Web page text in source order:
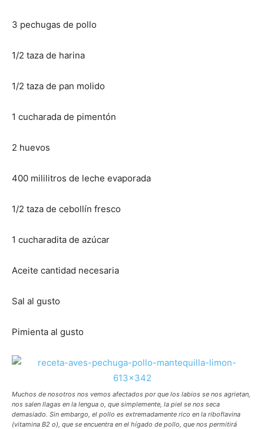
3 pechugas de pollo
1/2 taza de harina
1/2 taza de pan molido
1 cucharada de pimentón
2 huevos
400 mililitros de leche evaporada
1/2 taza de cebollín fresco
1 cucharadita de azúcar
Aceite cantidad necesaria
Sal al gusto
Pimienta al gusto
Muchos de nosotros nos vemos afectados por que los labios se nos agrietan,
nos salen llagas en la lengua o, que simplemente, la piel se nos seca
demasiado. Sin embargo, el pollo es extremadamente rico en la riboflavina
(vitamina B2 o), que se encuentra en el hígado de pollo, que nos permitirá